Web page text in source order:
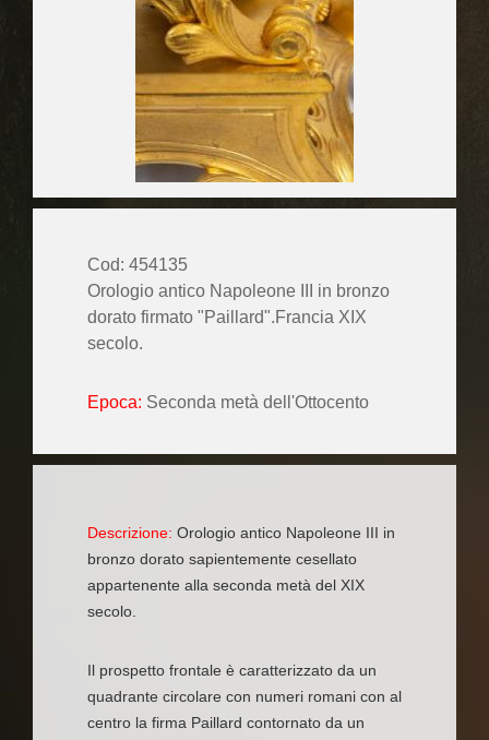
Cod: 454135
Orologio antico Napoleone III in bronzo
dorato firmato "Paillard".Francia XIX
secolo.
Epoca: Seconda metà dell'Ottocento
Descrizione: Orologio antico Napoleone III in
bronzo dorato sapientemente cesellato
appartenente alla seconda metà del XIX
secolo.
Il prospetto frontale è caratterizzato da un
quadrante circolare con numeri romani con al
centro la firma Paillard contornato da un